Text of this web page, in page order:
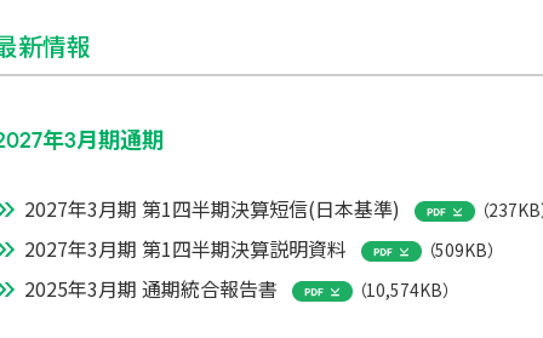
新情報
年3月期通期
2027年3月期 第1四半期決算短信(日本基準) （237KB
2027年3月期 第1四半期決算説明資料 （509KB）
2025年3月期 通期統合報告書 （10,574KB）